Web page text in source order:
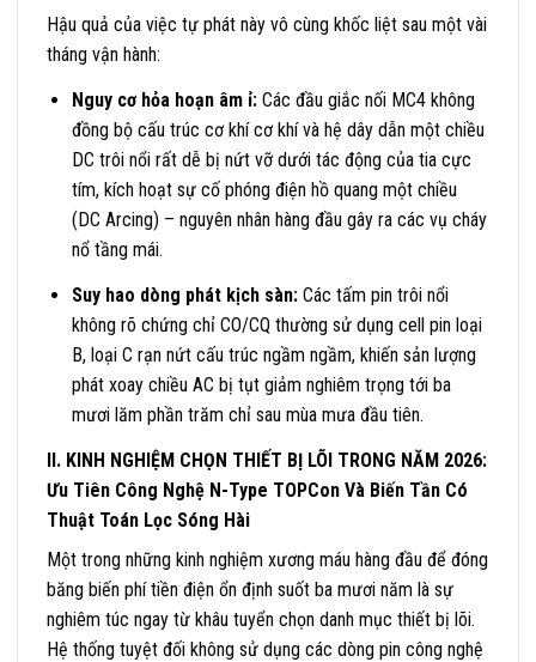
Hậu quả của việc tự phát này vô cùng khốc liệt sau một vài
tháng vận hành:
Nguy cơ hỏa hoạn âm ỉ:Các đầu giắc nối MC4 không
đồng bộ cấu trúc cơ khí cơ khí và hệ dây dẫn một chiều
DC trôi nổi rất dễ bị nứt vỡ dưới tác động của tia cực
tím, kích hoạt sự cố phóng điện hồ quang một chiều
(DC Arcing) – nguyên nhân hàng đầu gây ra các vụ cháy
nổ tầng mái.
Suy hao dòng phát kịch sàn:Các tấm pin trôi nổi
không rõ chứng chỉ CO/CQ thường sử dụng cell pin loại
B, loại C rạn nứt cấu trúc ngầm ngầm, khiến sản lượng
phát xoay chiều AC bị tụt giảm nghiêm trọng tới ba
mươi lăm phần trăm chỉ sau mùa mưa đầu tiên.
II. KINH NGHIỆM CHỌN THIẾT BỊ LÕI TRONG NĂM 2026:
Ưu Tiên Công Nghệ N-Type TOPCon Và Biến Tần Có
Thuật Toán Lọc Sóng Hài
Một trong những kinh nghiệm xương máu hàng đầu để đóng
băng biến phí tiền điện ổn định suốt ba mươi năm là sự
nghiêm túc ngay từ khâu tuyển chọn danh mục thiết bị lõi.
Hệ thống tuyệt đối không sử dụng các dòng pin công nghệ